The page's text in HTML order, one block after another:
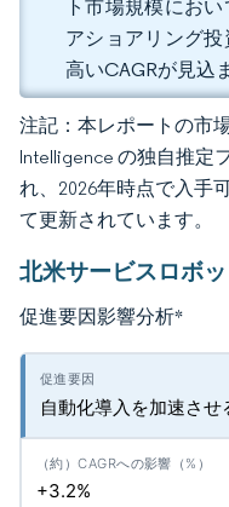
ト市場規模にお
アショアリング投
高いCAGRが見込
注記：本レポートの市
Intelligence の独自推定
れ、2026年時点で入手
て更新されています。
北米サービスロボ
促進要因影響分析*
自動化導入を加速さ
+3.2%